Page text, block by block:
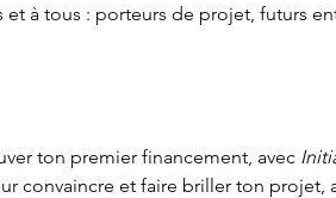
et à tous : porteurs de projet, futurs
ton premier financement, avec
convaincre et faire briller ton projet,